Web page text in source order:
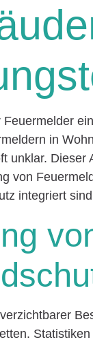
in
unklar.
von
integriert